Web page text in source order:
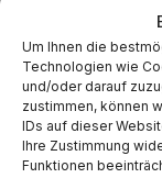
Um Ihnen die
Technologien wie
und/oder darauf
zustimmen, können
IDs auf dieser
Ihre Zustimmung
Funktionen
September
August 2024
Juli 2024
Juni 2024
Mai 2024